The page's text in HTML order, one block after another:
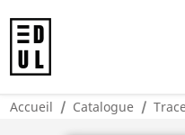
Accueil Catalogue